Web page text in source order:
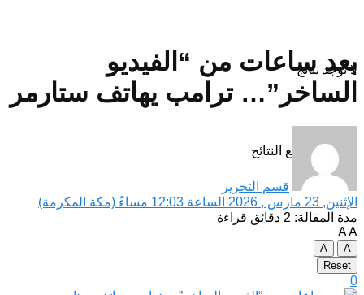
لا توجد نتائج
مشاهدة جميع النتائح
بعد ساعات من “الفيديو
الساخر”… ترامب يهاتف ستارمر
قسم التحرير
الإثنين, 23 مارس , 2026 الساعة 12:03 مساءً (مكة المكرمة)
مدة المقالة: 2 دقائق قراءة
AA
A
A
Reset
0